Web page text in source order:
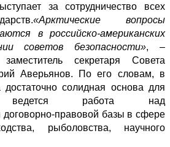
за сотрудничество всех
«Арктические вопросы
в российско-американских
советов безопасности», –
секретаря Совета
Аверьянов. По его словам, в
достаточно солидная основа для
ведется работа над
правовой базы в сфере
рыболовства, научного